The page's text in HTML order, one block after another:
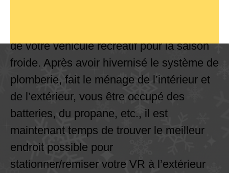
de votre véhicule récréatif pour la saison
froide. Après avoir hivernisé le système de
plomberie, fait le ménage de l’intérieur et
de l’extérieur, vous être occupé des
batteries, du propane, etc., il est
maintenant temps de trouver le meilleur
endroit possible pour
stationner/remiser votre VR à l’extérieur